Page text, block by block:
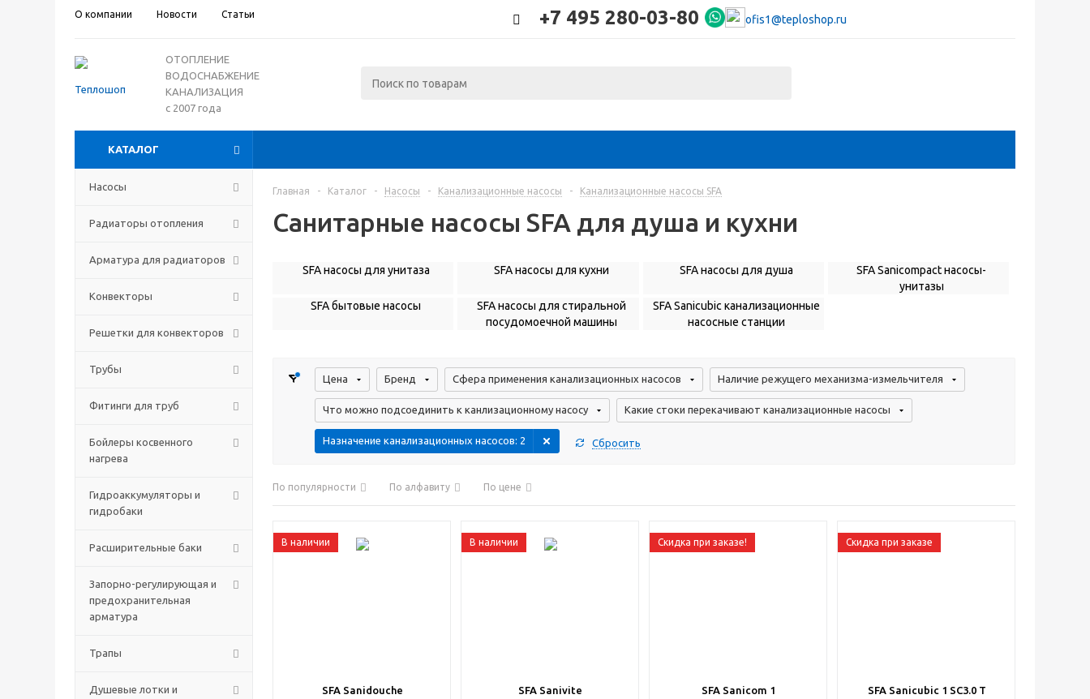
О компании Новости Статьи +7 495 280-03-80 ofis1@teploshop.ru
ОТОПЛЕНИЕ
ВОДОСНАБЖЕНИЕ
КАНАЛИЗАЦИЯ
с 2007 года
КАТАЛОГ
Насосы
Радиаторы отопления
Арматура для радиаторов
Конвекторы
Решетки для конвекторов
Трубы
Фитинги для труб
Бойлеры косвенного
нагрева
Гидроаккумуляторы и
гидробаки
Расширительные баки
Запорно-регулирующая и
предохранительная
арматура
Трапы
Душевые лотки и
Главная - Каталог - Насосы - Канализационные насосы - Канализационные насосы SFA
Санитарные насосы SFA для душа и кухни
SFA насосы для унитаза SFA насосы для кухни SFA насосы для душа
SFA Sanicompact насосы-
унитазы
SFA бытовые насосы
SFA насосы для стиральной
посудомоечной машины
SFA Sanicubic канализационные
насосные станции
Цена Бренд Сфера применения канализационных насосов Наличие режущего механизма-измельчителя
Что можно подсоединить к канлизационному насосу Какие стоки перекачивают канализационные насосы
Назначение канализационных насосов: 2 Сбросить
По популярности По алфавиту По цене
В наличии
SFA Sanidouche
В наличии
SFA Sanivite
Скидка при заказе!
SFA Sanicom 1
Скидка при заказе
SFA Sanicubic 1 SC3.0 T